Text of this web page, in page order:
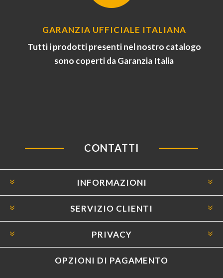
GARANZIA UFFICIALE ITALIANA
Tutti i prodotti presenti nel nostro catalogo
sono coperti da Garanzia Italia
CONTATTI
INFORMAZIONI
SERVIZIO CLIENTI
PRIVACY
OPZIONI DI PAGAMENTO